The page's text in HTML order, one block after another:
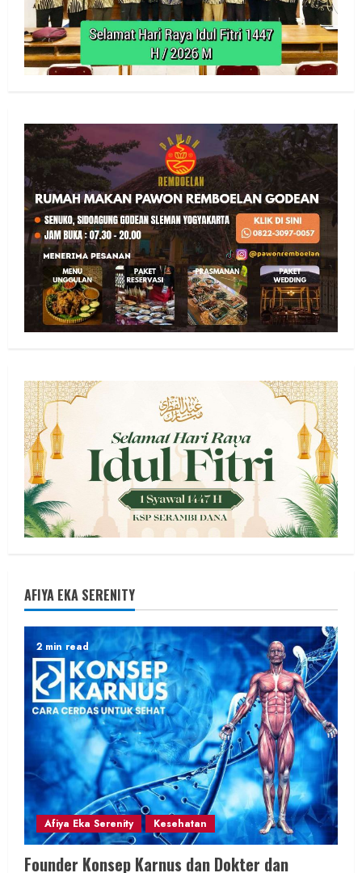
AFIYA EKA SERENITY
2 min read
Afiya Eka Serenity Kesehatan
Founder Konsep Karnus dan Dokter dan